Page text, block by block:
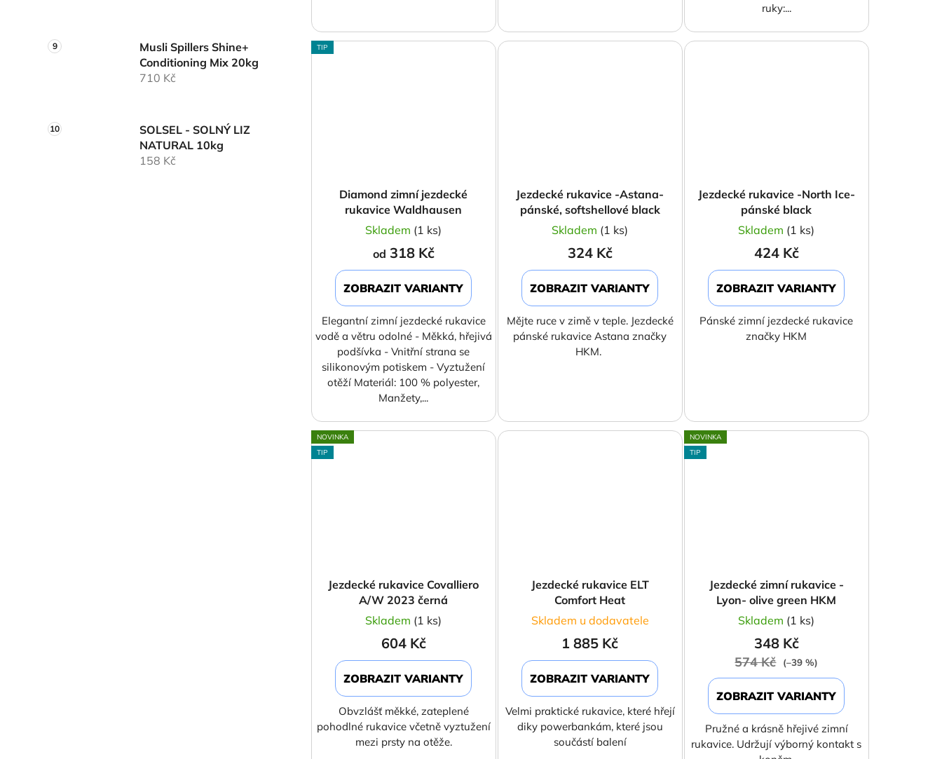
Musli Spillers Shine+
Conditioning Mix 20kg
710 Kč
SOLSEL - SOLNÝ LIZ
NATURAL 10kg
158 Kč
ruky:...
TIP
Diamond zimní jezdecké
rukavice Waldhausen
Skladem (1 ks)
od 318 Kč
ZOBRAZIT VARIANTY
Elegantní zimní jezdecké rukavice
vodě a větru odolné - Měkká, hřejivá
podšívka - Vnitřní strana se
silikonovým potiskem - Vyztužení
otěží Materiál: 100 % polyester,
Manžety,...
Jezdecké rukavice -Astana-
pánské, softshellové black
Skladem (1 ks)
324 Kč
ZOBRAZIT VARIANTY
Mějte ruce v zimě v teple. Jezdecké
pánské rukavice Astana značky
HKM.
Jezdecké rukavice -North Ice-
pánské black
Skladem (1 ks)
424 Kč
ZOBRAZIT VARIANTY
Pánské zimní jezdecké rukavice
značky HKM
NOVINKA
TIP
Jezdecké rukavice Covalliero
A/W 2023 černá
Skladem (1 ks)
604 Kč
ZOBRAZIT VARIANTY
Obvzlášť měkké, zateplené
pohodlné rukavice včetně vyztužení
mezi prsty na otěže.
Jezdecké rukavice ELT
Comfort Heat
Skladem u dodavatele
1 885 Kč
ZOBRAZIT VARIANTY
Velmi praktické rukavice, které hřejí
diky powerbankám, které jsou
součástí balení
NOVINKA
TIP
Jezdecké zimní rukavice -
Lyon- olive green HKM
Skladem (1 ks)
348 Kč
574 Kč (–39 %)
ZOBRAZIT VARIANTY
Pružné a krásně hřejivé zimní
rukavice. Udržují výborný kontakt s